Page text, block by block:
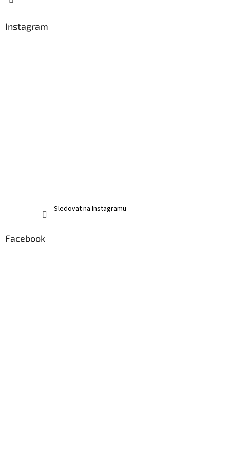
Instagram
Sledovat na Instagramu
Facebook